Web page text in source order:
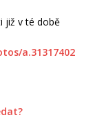
již v té době
a.31317402